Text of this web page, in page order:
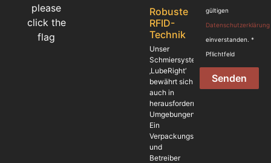
please
click the
flag
Robuste
RFID-
Technik
Unser
Schmiersystem
‚LubeRight‘
bewährt sich
auch in
herausfordernden
Umgebungen.
Ein
Verpackungshersteller
und
Betreiber
gültigen
Datenschutzerklärung
einverstanden. *
Pflichtfeld
Senden